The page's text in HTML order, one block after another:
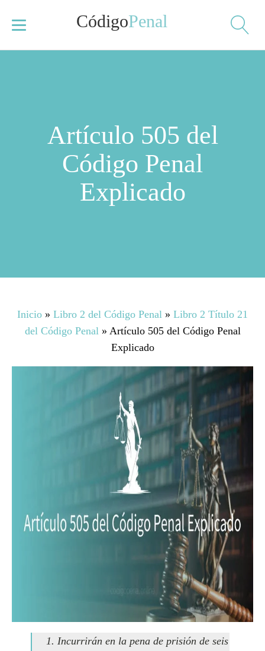
CódigoPenal
Artículo 505 del
Código Penal
Explicado
Inicio » Libro 2 del Código Penal » Libro 2 Título 21
del Código Penal» Artículo 505 del Código Penal
Explicado
1. Incurrirán en la pena de prisión de seis